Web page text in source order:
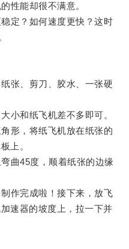
能却很不满意。
定？如何速度更快？这时
、剪刀、胶水、一张硬
和纸飞机差不多即可。
，将纸飞机放在纸张的
上。
45度，顺着纸张的边缘
作完成啦！接下来，放飞
速器的坡度上，拉一下并